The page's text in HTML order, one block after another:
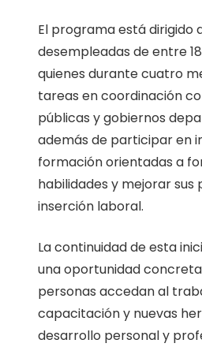
El programa está dirigido
desempleadas de entre
quienes durante cuatro
tareas en coordinación
públicas y gobiernos
además de participar en
formación orientadas a
habilidades y mejorar sus
inserción laboral.
La continuidad de esta
una oportunidad
personas accedan al
capacitación y nuevas
desarrollo personal y